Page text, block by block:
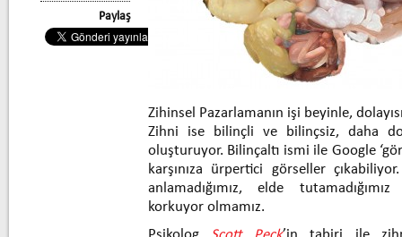
Paylaş
Zihinsel Pazarlamanın işi beyinle,
Zihni ise bilinçli ve bilinçsiz, daha
oluşturuyor. Bilinçaltı ismi ile Google
karşınıza ürpertici görseller
anlamadığımız, elde
korkuyor olmamız.